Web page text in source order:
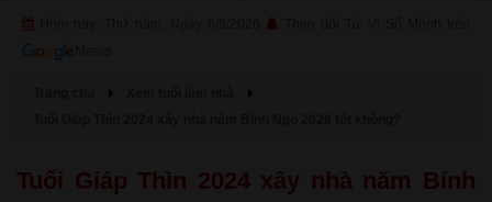
Tuổi Giáp Thìn 2024 xây nhà năm Bính